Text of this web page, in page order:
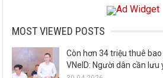
MOST VIEWED POSTS
Còn hơn 34 triệu thuê
VNeID: Người dân cần lưu